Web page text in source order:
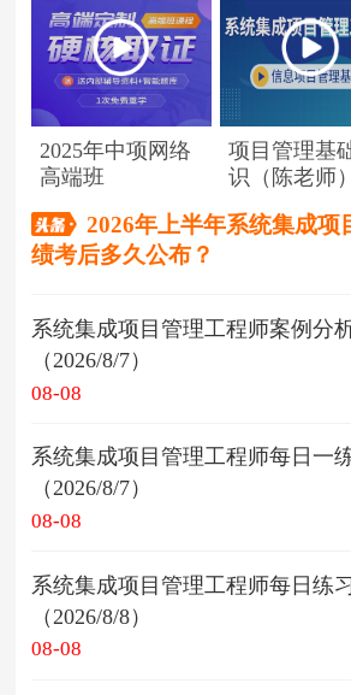
2025年中项网络
高端班
项目管理基
识（陈老师）
2026年上半年系统集成项
绩考后多久公布？
系统集成项目管理工程师案例分
（2026/8/7）
08-08
系统集成项目管理工程师每日一
（2026/8/7）
08-08
系统集成项目管理工程师每日练
（2026/8/8）
08-08